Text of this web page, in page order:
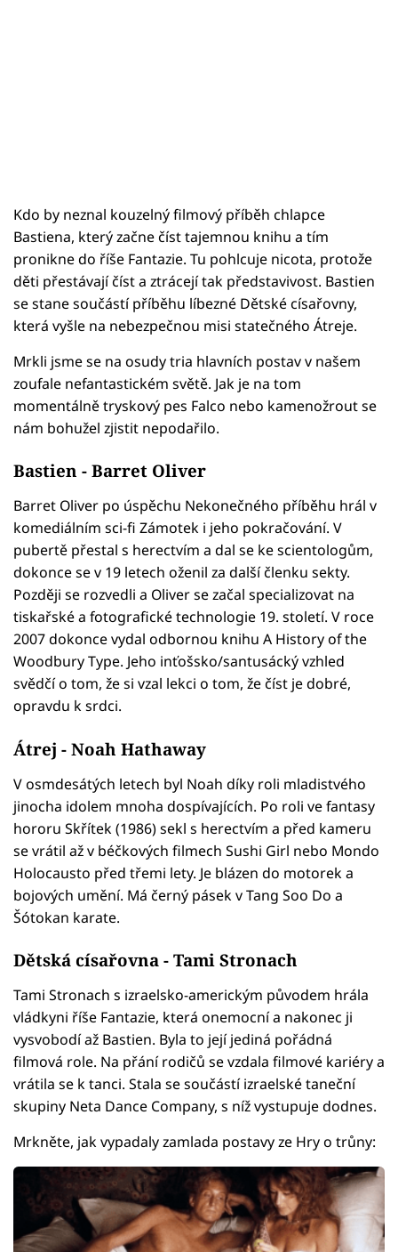
Kdo by neznal kouzelný filmový příběh chlapce
Bastiena, který začne číst tajemnou knihu a tím
pronikne do říše Fantazie. Tu pohlcuje nicota, protože
děti přestávají číst a ztrácejí tak představivost. Bastien
se stane součástí příběhu líbezné Dětské císařovny,
která vyšle na nebezpečnou misi statečného Átreje.
Mrkli jsme se na osudy tria hlavních postav v našem
zoufale nefantastickém světě. Jak je na tom
momentálně tryskový pes Falco nebo kamenožrout se
nám bohužel zjistit nepodařilo.
Bastien - Barret Oliver
Barret Oliver po úspěchu Nekonečného příběhu hrál v
komediálním sci-fi Zámotek i jeho pokračování. V
pubertě přestal s herectvím a dal se ke scientologům,
dokonce se v 19 letech oženil za další členku sekty.
Později se rozvedli a Oliver se začal specializovat na
tiskařské a fotografické technologie 19. století. V roce
2007 dokonce vydal odbornou knihu A History of the
Woodbury Type. Jeho inťošsko/santusácký vzhled
svědčí o tom, že si vzal lekci o tom, že číst je dobré,
opravdu k srdci.
Átrej - Noah Hathaway
V osmdesátých letech byl Noah díky roli mladistvého
jinocha idolem mnoha dospívajících. Po roli ve fantasy
hororu Skřítek (1986) sekl s herectvím a před kameru
se vrátil až v béčkových filmech Sushi Girl nebo Mondo
Holocausto před třemi lety. Je blázen do motorek a
bojových umění. Má černý pásek v Tang Soo Do a
Šótokan karate.
Dětská císařovna - Tami Stronach
Tami Stronach s izraelsko-americkým původem hrála
vládkyni říše Fantazie, která onemocní a nakonec ji
vysvobodí až Bastien. Byla to její jediná pořádná
filmová role. Na přání rodičů se vzdala filmové kariéry a
vrátila se k tanci. Stala se součástí izraelské taneční
skupiny Neta Dance Company, s níž vystupuje dodnes.
Mrkněte, jak vypadaly zamlada postavy ze Hry o trůny: